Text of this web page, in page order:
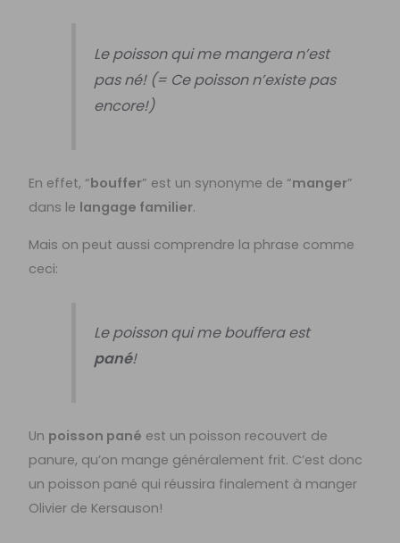
Le poisson qui me mangera n’est
pas né! (= Ce poisson n’existe pas
encore!)
En effet, “bouffer” est un synonyme de “manger”
dans le langage familier.
Mais on peut aussi comprendre la phrase comme
ceci:
Le poisson qui me bouffera est
pané!
Un poisson pané est un poisson recouvert de
panure, qu’on mange généralement frit. C’est donc
un poisson pané qui réussira finalement à manger
Olivier de Kersauson!